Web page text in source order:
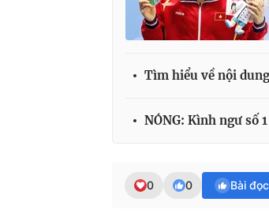
Tìm hiểu về nội
NÓNG: Kình ngư số
0 0 Bài